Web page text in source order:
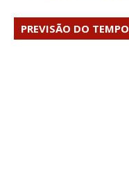
PREVISÃO DO TEMPO